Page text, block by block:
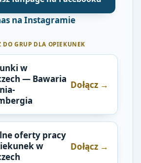
na Instagramie
GRUP DLA OPIEKUNEK
w
— Bawaria Dołącz →
oferty pracy
w
Dołącz →